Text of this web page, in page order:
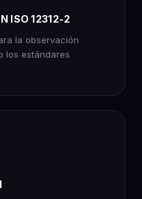
ISO 12312-2
la observación
los estándares